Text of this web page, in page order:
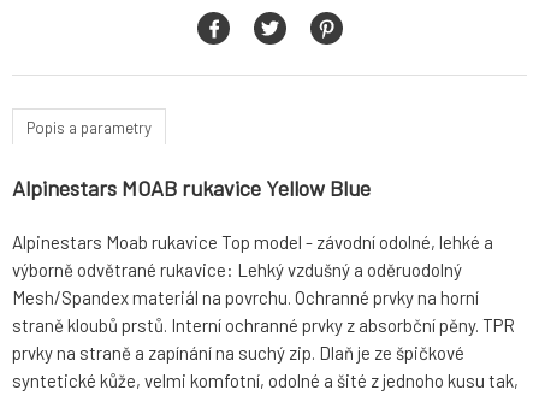
Popis a parametry
Alpinestars MOAB rukavice Yellow Blue
Alpinestars Moab rukavice Top model - závodní odolné, lehké a
výborně odvětrané rukavice: Lehký vzdušný a oděruodolný
Mesh/Spandex materiál na povrchu. Ochranné prvky na horní
straně kloubů prstů. Interní ochranné prvky z absorbční pěny. TPR
prvky na straně a zapínání na suchý zip. Dlaň je ze špičkové
syntetické kůže, velmi komfotní, odolné a šité z jednoho kusu tak,